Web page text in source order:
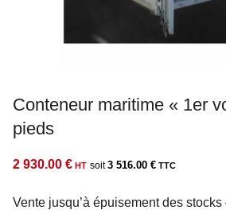
Conteneur maritime « 1er
pieds
2 930.00 € 3 516.00 €
Vente jusqu’à épuisement des stocks